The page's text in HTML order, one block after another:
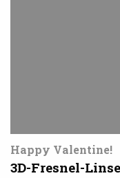
Happy Valentine!
3D-Fresnel-